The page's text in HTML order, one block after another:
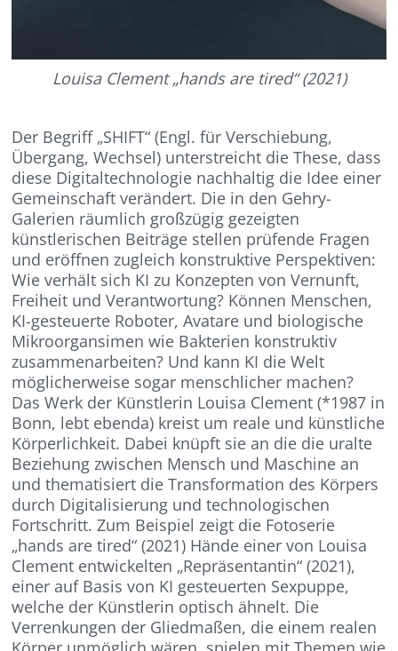
Louisa Clement „hands are tired“ (2021)
Der Begriff „SHIFT“ (Engl. für Verschiebung,
Übergang, Wechsel) unterstreicht die These, dass
diese Digitaltechnologie nachhaltig die Idee einer
Gemeinschaft verändert. Die in den Gehry-
Galerien räumlich großzügig gezeigten
künstlerischen Beiträge stellen prüfende Fragen
und eröffnen zugleich konstruktive Perspektiven:
Wie verhält sich KI zu Konzepten von Vernunft,
Freiheit und Verantwortung? Können Menschen,
KI-gesteuerte Roboter, Avatare und biologische
Mikroorgansimen wie Bakterien konstruktiv
zusammenarbeiten? Und kann KI die Welt
möglicherweise sogar menschlicher machen?
Das Werk der Künstlerin Louisa Clement (*1987 in
Bonn, lebt ebenda) kreist um reale und künstliche
Körperlichkeit. Dabei knüpft sie an die die uralte
Beziehung zwischen Mensch und Maschine an
und thematisiert die Transformation des Körpers
durch Digitalisierung und technologischen
Fortschritt. Zum Beispiel zeigt die Fotoserie
„hands are tired“ (2021) Hände einer von Louisa
Clement entwickelten „Repräsentantin“ (2021),
einer auf Basis von KI gesteuerten Sexpuppe,
welche der Künstlerin optisch ähnelt. Die
Verrenkungen der Gliedmaßen, die einem realen